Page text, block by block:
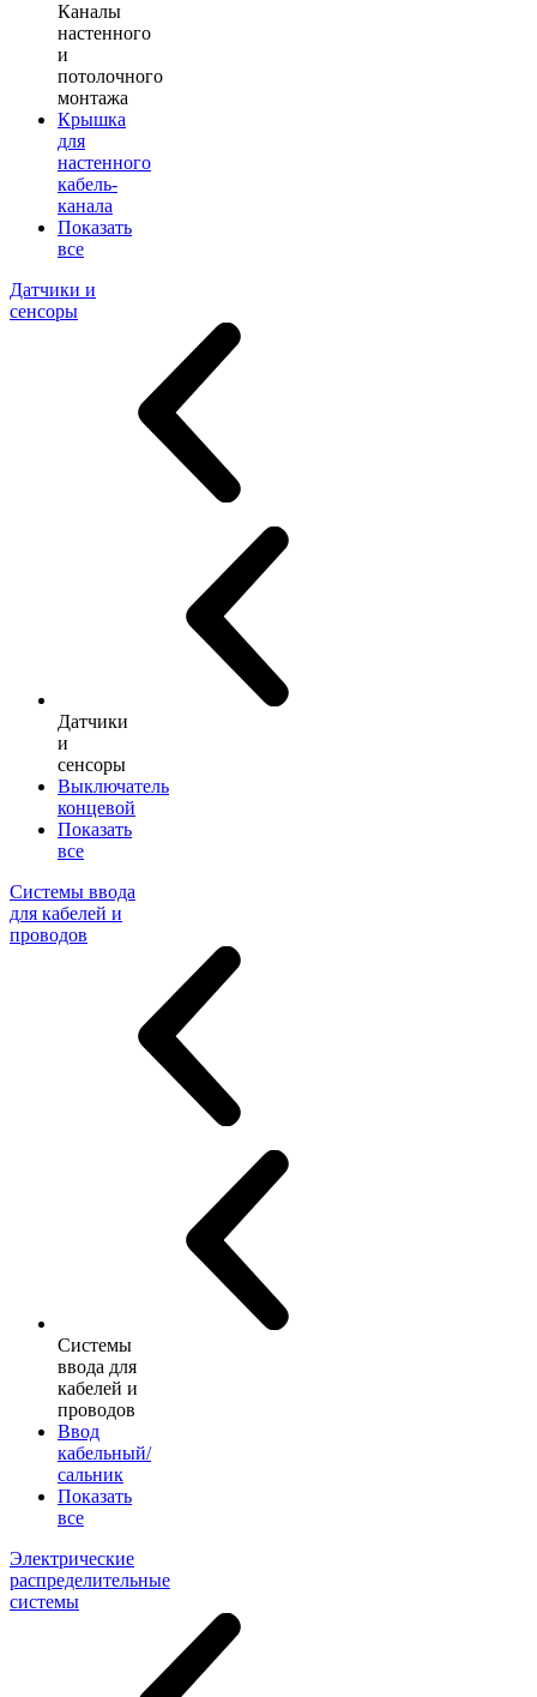
Каналы
настенного
и
потолочного
монтажа
Крышка
для
настенного
кабель-
канала
Показать
все
Датчики и
сенсоры
Датчики
и
сенсоры
Выключатель
концевой
Показать
все
Системы ввода
для кабелей и
проводов
Системы
ввода для
кабелей и
проводов
Ввод
кабельный/
сальник
Показать
все
Электрические
распределительные
системы